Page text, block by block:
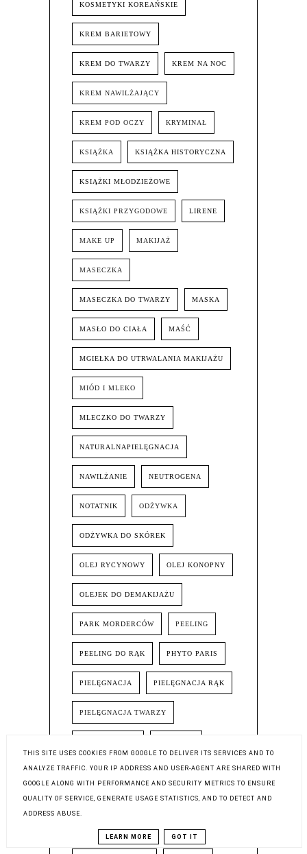
KOSMETYKI KOREAŃSKIE
KREM BARIETOWY
KREM DO TWARZY KREM NA NOC
KREM NAWILŻAJĄCY
KREM POD OCZY KRYMINAŁ
KSIĄŻKA KSIĄŻKA HISTORYCZNA
KSIĄŻKI MŁODZIEŻOWE
KSIĄŻKI PRZYGODOWE LIRENE
MAKE UP MAKIJAŻ
MASECZKA
MASECZKA DO TWARZY MASKA
MASŁO DO CIAŁA MAŚĆ
MGIEŁKA DO UTRWALANIA MAKIJAŻU
MIÓD I MLEKO
MLECZKO DO TWARZY
NATURALNAPIELĘGNACJA
NAWILŻANIE NEUTROGENA
NOTATNIK ODŻYWKA
ODŻYWKA DO SKÓREK
OLEJ RYCYNOWY OLEJ KONOPNY
OLEJEK DO DEMAKIJAŻU
PARK MORDERCÓW PEELING
PEELING DO RĄK PHYTO PARIS
PIELĘGNACJA PIELĘGNACJA RĄK
PIELĘGNACJA TWARZY
POPRAWA PAMIĘCI PORADY
PRODUKTY DO WŁOSÓW
PUDER MINERALNY
THIS SITE USES COOKIES FROM GOOGLE TO DELIVER ITS SERVICES AND TO
ANALYZE TRAFFIC. YOUR IP ADDRESS AND USER-AGENT ARE SHARED WITH
GOOGLE ALONG WITH PERFORMANCE AND SECURITY METRICS TO ENSURE
QUALITY OF SERVICE, GENERATE USAGE STATISTICS, AND TO DETECT AND
ADDRESS ABUSE.
LEARN MORE GOT IT